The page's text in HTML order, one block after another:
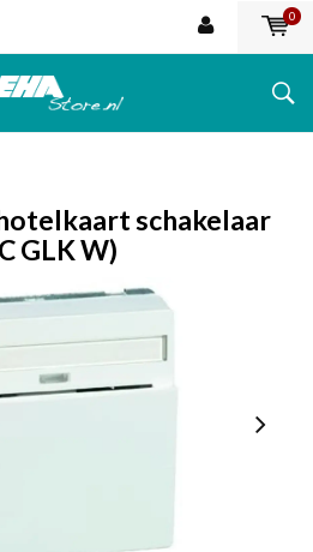
0
schakelaar
GLK W)